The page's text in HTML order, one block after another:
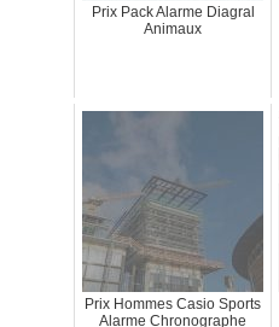
Prix Pack Alarme Diagral
Animaux
Prix Hommes Casio Sports
Alarme Chronographe